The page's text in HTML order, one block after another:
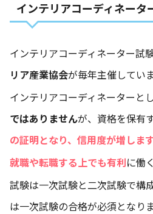
インテリアコーディネータ
インテリアコーディネーター試験
リア産業協会が毎年主催していま
インテリアコーディネーターと
ではありませんが、資格を保有
の証明となり、信用度が増します
就職や転職する上でも有利に働
試験は一次試験と二次試験で構
は一次試験の合格が必須となりま